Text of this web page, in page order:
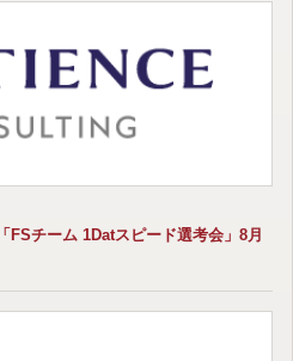
FSチーム 1Datスピード選考会」8月